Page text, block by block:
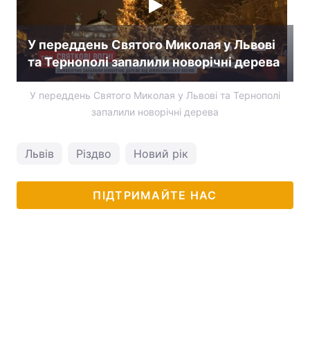
У переддень Святого Миколая у Львові
та Тернополі запалили новорічні дерева
У переддень Святого Миколая у Львові та Тернополі
запалили новорічні дерева
Львів Різдво Новий рік
ПІДТРИМАЙТЕ НАС